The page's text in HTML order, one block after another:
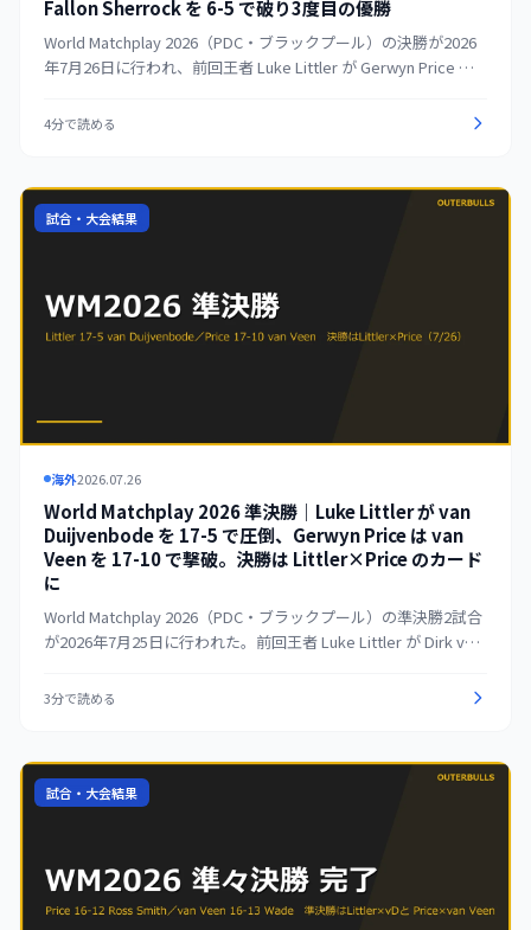
Fallon Sherrock を 6-5 で破り3度目の優勝
World Matchplay 2026（PDC・ブラックプール）の決勝が2026
年7月26日に行われ、前回王者 Luke Littler が Gerwyn Price を
会を通じた平均111.04で Phil Taylor が2010年に記録した大会平
が Fallon Sherrock を 6-5 のラストレグ・デサイダーで下し、大
会史上初の3度目の優勝を飾った。
4分で読める
試合・大会結果
海外2026.07.26
World Matchplay 2026 準決勝｜Luke Littler が van
Duijvenbode を 17-5 で圧倒、Gerwyn Price は van
Veen を 17-10 で撃破。決勝は Littler×Price のカード
に
World Matchplay 2026（PDC・ブラックプール）の準決勝2試合
が2026年7月25日に行われた。前回王者 Luke Littler が Dirk van
110.88の圧巻の内容で決勝進出を決めた。Gerwyn Price は Gian
る。Littler は2連覇、Price は2度目の優勝を狙う。
3分で読める
試合・大会結果